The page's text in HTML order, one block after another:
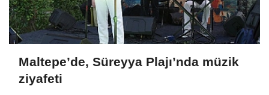
Maltepe’de, Süreyya Plajı’nda müzik
ziyafeti